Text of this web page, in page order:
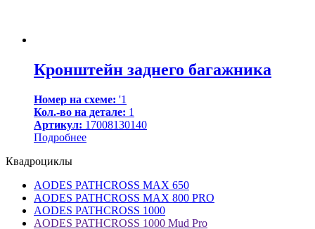
Кронштейн заднего багажника
Номер на схеме: '1
Кол.-во на детале: 1
Артикул: 17008130140
Подробнее
Квадроциклы
AODES PATHCROSS MAX 650
AODES PATHCROSS MAX 800 PRO
AODES PATHCROSS 1000
AODES PATHCROSS 1000 Mud Pro